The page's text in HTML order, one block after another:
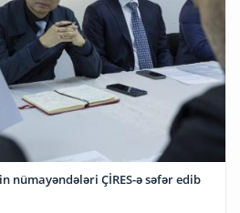
nümayəndələri ÇİRES-ə səfər edib